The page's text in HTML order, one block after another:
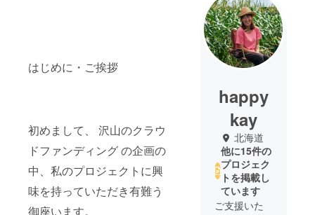
はじめに・ご挨拶
初めまして、 沢山のクラウ
ドファンディング の企画の
中、私のプロジェクトに興
味を持っていただき有難う
御座います。
happy
kay
北海道
他に15件の
プロジェク
トを掲載し
ています
ご支援いた